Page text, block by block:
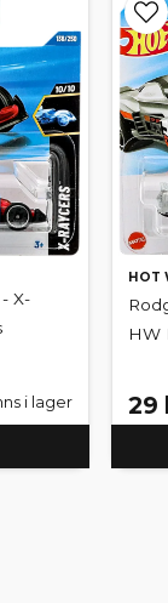
X-
i lager
HOT
HW
29